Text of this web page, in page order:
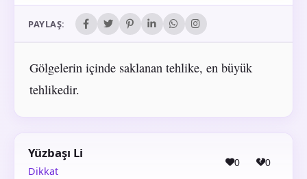
PAYLAŞ:
Gölgelerin içinde saklanan tehlike, en büyük
tehlikedir.
Yüzbaşı Li
Dikkat
0 0